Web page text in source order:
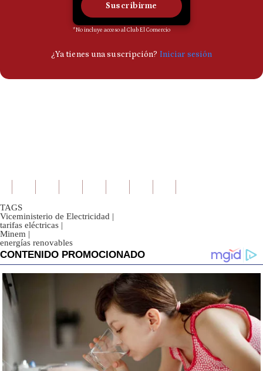
TAGS
Viceministerio de Electricidad |
tarifas eléctricas |
Minem |
energías renovables